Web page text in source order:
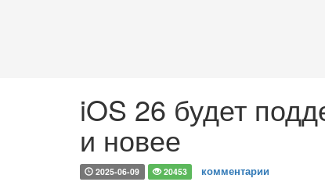
iOS 26 будет
и новее
2025-06-09 20453 комментарии